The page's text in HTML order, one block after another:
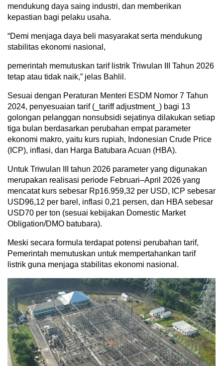
mendukung daya saing industri, dan memberikan
kepastian bagi pelaku usaha.
“Demi menjaga daya beli masyarakat serta mendukung
stabilitas ekonomi nasional,
pemerintah memutuskan tarif listrik Triwulan III Tahun 2026
tetap atau tidak naik,” jelas Bahlil.
Sesuai dengan Peraturan Menteri ESDM Nomor 7 Tahun
2024, penyesuaian tarif (_tariff adjustment_) bagi 13
golongan pelanggan nonsubsidi sejatinya dilakukan setiap
tiga bulan berdasarkan perubahan empat parameter
ekonomi makro, yaitu kurs rupiah, Indonesian Crude Price
(ICP), inflasi, dan Harga Batubara Acuan (HBA).
Untuk Triwulan III tahun 2026 parameter yang digunakan
merupakan realisasi periode Februari–April 2026 yang
mencatat kurs sebesar Rp16.959,32 per USD, ICP sebesar
USD96,12 per barel, inflasi 0,21 persen, dan HBA sebesar
USD70 per ton (sesuai kebijakan Domestic Market
Obligation/DMO batubara).
Meski secara formula terdapat potensi perubahan tarif,
Pemerintah memutuskan untuk mempertahankan tarif
listrik guna menjaga stabilitas ekonomi nasional.